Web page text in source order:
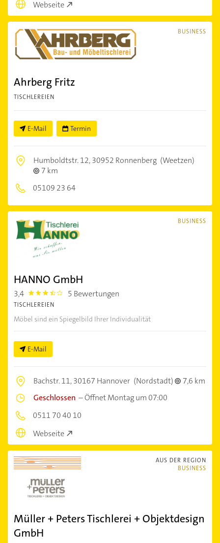
Webseite
BUSINESS
Ahrberg Fritz
TISCHLEREIEN
E-Mail Termin
Humboldtstr. 12,30952 Ronnenberg (Weetzen)
7 km
05109 23 64
BUSINESS
HANNO GmbH
3,4 3.4 5 Bewertungen
TISCHLEREIEN
Möbel sind ein Spiegelbild Ihrer Individualität
E-Mail
Bachstr. 11,30167 Hannover (Nordstadt)
7,6 km
Geschlossen –Öffnet Montag um 07:00
0511 70 40 10
Webseite
AUS DER REGION
BUSINESS
Müller + Peters Tischlerei + Objektdesign
GmbH